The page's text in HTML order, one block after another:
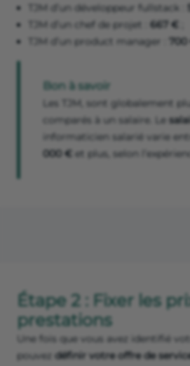
TJM d’un développeur fullstack :
TJM d’un chef de projet : 667 €
TJM d’un product manager :
700
Bon à savoir
Les TJM, sont globalement
comparés à un salaire. Le
informaticien salarié varie
000 € et plus, selon
Étape 2 : Fixer les
prestations
Une fois que vous avez identifié
pouvez définir votre offre de